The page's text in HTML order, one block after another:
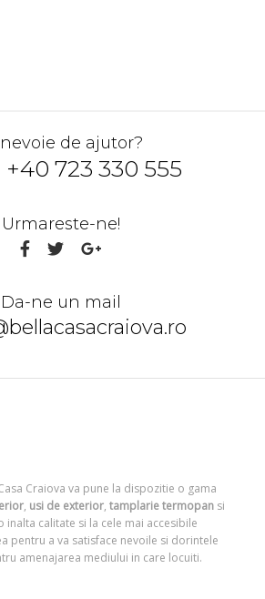
de ajutor?
+40 723 330 555
Urmareste-ne!
Da-ne un mail
Craiova va pune la dispozitie o gama
, usi de exterior, tamplarie termopansi
inalta calitate si la cele mai accesibile
pentru a va satisface nevoile si dorintele
amenajarea mediului in care locuiti.